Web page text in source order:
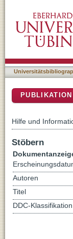
Pandemic
Hilfe und
Stöbern
Autoren
Titel
DDC-Klassifikation